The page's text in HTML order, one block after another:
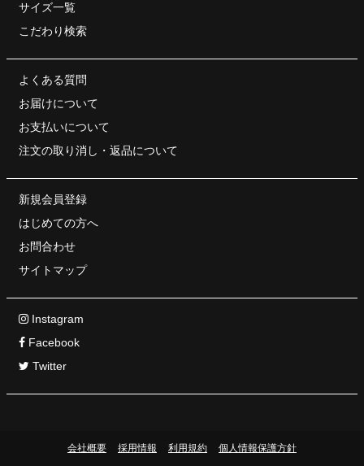
サイズ一覧
こだわり検索
よくある質問
お届けについて
お支払いについて
注文の取り消し・ 返品について
新規会員登録
はじめての方へ
お問合わせ
サイトマップ
Instagram
Facebook
Twitter
会社概要 採用情報 利用規約 個人情報保護方針